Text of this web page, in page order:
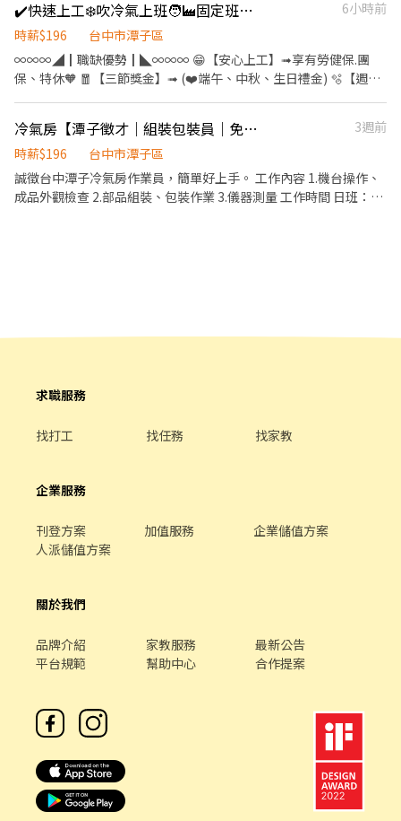
月 (配合加班平均約39,000~45,000) ✨大小夜班均需在新夜班實習
(13:00~21:30) 🔺小夜班培育獎金滿一個月：$2000、滿二個月：
二個月：$6000、滿三個月：$8000 🎯【休假制度】周休二日(需配
合加班) 💰【獎金制度】 ❣三節禮金 ❣加班慰勞獎金: 每3個月累計加
班時數大於(含)120h以上，獎金4000元/次 每3個月累計加班時數大
於(含)90h以上未滿120h，獎金2000元/次 ❣久任獎金: 滿1個月可領
利】 💸可預支 🔺冷氣房 ✨ෆෆෆෆෆෆ📞應徵看這裡📞ෆෆෆෆෆෆ✨ ♥服
務專員:小旻 ♥加賴詢問:搜尋帳號@547qfznf（記得加＠） ♥點擊
加入:https://lin.ee/TuSzLpe (加入後請傳: 職缺截圖+姓名+電話)
✔️快速上工❄️吹冷氣上班🧑‍🏭固定班🙋🏻‍♀️可申請預支🉑️周休二日🉑️三節獎金
6小時前
時薪$196
台中市潭子區
∞∞∞◢┃職缺優勢┃◣∞∞∞ 😁【安心上工】➟享有勞健保.團
保、特休🧡 🧧【三節獎金】➟ (❤️端午、中秋、生日禮金) 🫧【週休
工作內容: ✨電子零件焊接、組裝、測試、包裝作業 ✨產品檢驗作業
✨試產前置作業掌握 ✨.操作生產設備、維持生產順暢、切換產品製
程、進行新機種試 ⏰上班時間: ⏰日班08:00~17:10 ，平均薪資
31,000元/月 ⏰小夜班15:50-00:30，平均薪資 31,000元/月+ (小夜
✅L.I.N.E.➠@826jcnfy(要加@唷) ✅【快速加入】
冷氣房【潭子徵才｜組裝包裝員｜免輪班｜可配合加班】
3週前
時薪$196
台中市潭子區
誠徵台中潭子冷氣房作業員，簡單好上手。 工作內容 1.機台操作、
成品外觀檢查 2.部品組裝、包裝作業 3.儀器測量 工作時間 日班：
求職服務
找打工 找任務 找家教
企業服務
刊登方案 加值服務
企業儲值方案
人派儲值方案
關於我們
品牌介紹 家教服務
最新公告
平台規範
幫助中心 合作提案